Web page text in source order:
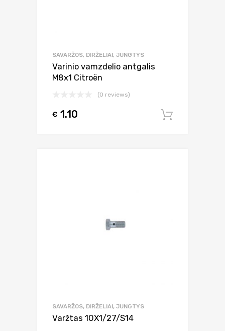
SAVARŽOS, DIRŽELIAI, JUNGTYS
Varinio vamzdelio antgalis
M8x1 Citroën
(0 reviews)
€ 1.10
SAVARŽOS, DIRŽELIAI, JUNGTYS
Varžtas 10X1/27/S14